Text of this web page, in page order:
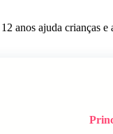
anos ajuda crianças